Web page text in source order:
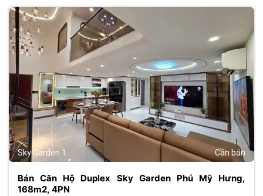
Sky Garden 1 Cần bán
Bán Căn Hộ Duplex Sky Garden Phú Mỹ Hưng,
168m2, 4PN